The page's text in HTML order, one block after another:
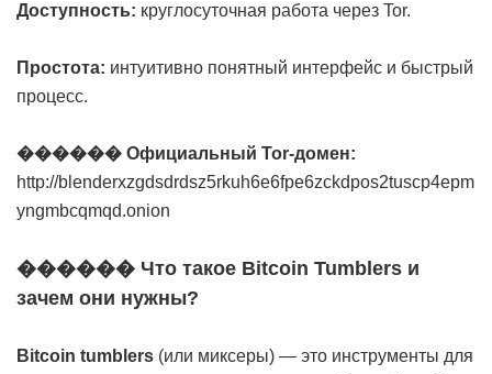
Доступность: круглосуточная работа через Tor.
Простота: интуитивно понятный интерфейс и быстрый
процесс.
������ Официальный Tor-домен:
http://blenderxzgdsdrdsz5rkuh6e6fpe6zckdpos2tuscp4epm
yngmbcqmqd.onion
������ Что такое Bitcoin Tumblers и
зачем они нужны?
Bitcoin tumblers (или миксеры) — это инструменты для